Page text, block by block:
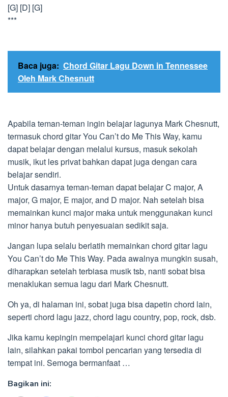
[G] [D] [G]
***
Baca juga: Chord Gitar Lagu Down in Tennessee
Oleh Mark Chesnutt
Apabila teman-teman ingin belajar lagunya Mark Chesnutt,
termasuk chord gitar You Can’t do Me This Way, kamu
dapat belajar dengan melalui kursus, masuk sekolah
musik, ikut les privat bahkan dapat juga dengan cara
belajar sendiri.
Untuk dasarnya teman-teman dapat belajar C major, A
major, G major, E major, and D major. Nah setelah bisa
memainkan kunci major maka untuk menggunakan kunci
minor hanya butuh penyesuaian sedikit saja.
Jangan lupa selalu berlatih memainkan chord gitar lagu
You Can’t do Me This Way. Pada awalnya mungkin susah,
diharapkan setelah terbiasa musik tsb, nanti sobat bisa
menaklukan semua lagu dari Mark Chesnutt.
Oh ya, di halaman ini, sobat juga bisa dapetin chord lain,
seperti chord lagu jazz, chord lagu country, pop, rock, dsb.
Jika kamu kepingin mempelajari kunci chord gitar lagu
lain, silahkan pakai tombol pencarian yang tersedia di
tempat ini. Semoga bermanfaat …
Bagikan ini: